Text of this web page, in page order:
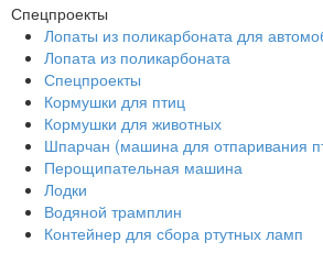
Спецпроекты
Лопаты из поликарбоната для
Лопата из поликарбоната
Спецпроекты
Кормушки для птиц
Кормушки для животных
Шпарчан (машина для отпаривания
Перощипательная машина
Лодки
Водяной трамплин
Контейнер для сбора ртутных ламп